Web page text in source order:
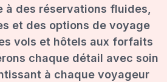
des réservations fluides,
et des options de voyage
vols et hôtels aux forfaits
chaque détail avec soin
à chaque voyageur